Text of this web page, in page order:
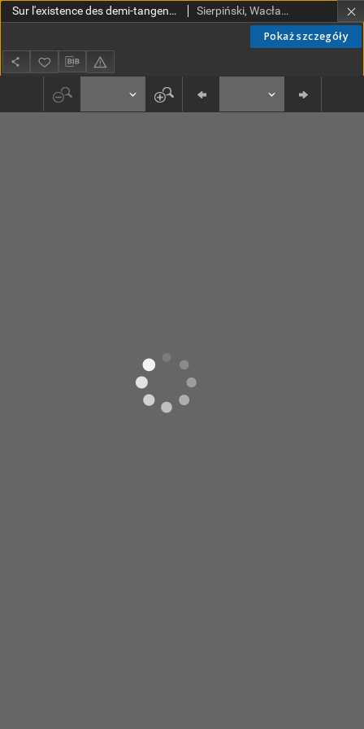
Pokaż szczegóły
Sur l'existence des demi-tangentes a une courbe de Jordan Sierpiński, Wacław (1882-1969). Red.; Mazurkiewicz, Stefan (1888-1945). Red.